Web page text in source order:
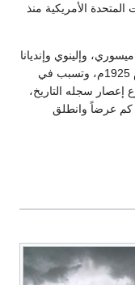
المتحدة الأمريكية منذ
وإلينوي وإنديانا
بالولايات المتحدة الأمريكية في 18 مارس عام 1925م، وتسبب في
إعصار سجله التاريخ،
إذ بلغت قوته ما يقرب من 350 كم طولاً، 1,5 كم عرضاً وانطلق